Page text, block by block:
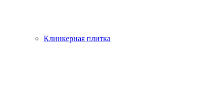
Клинкерная плитка